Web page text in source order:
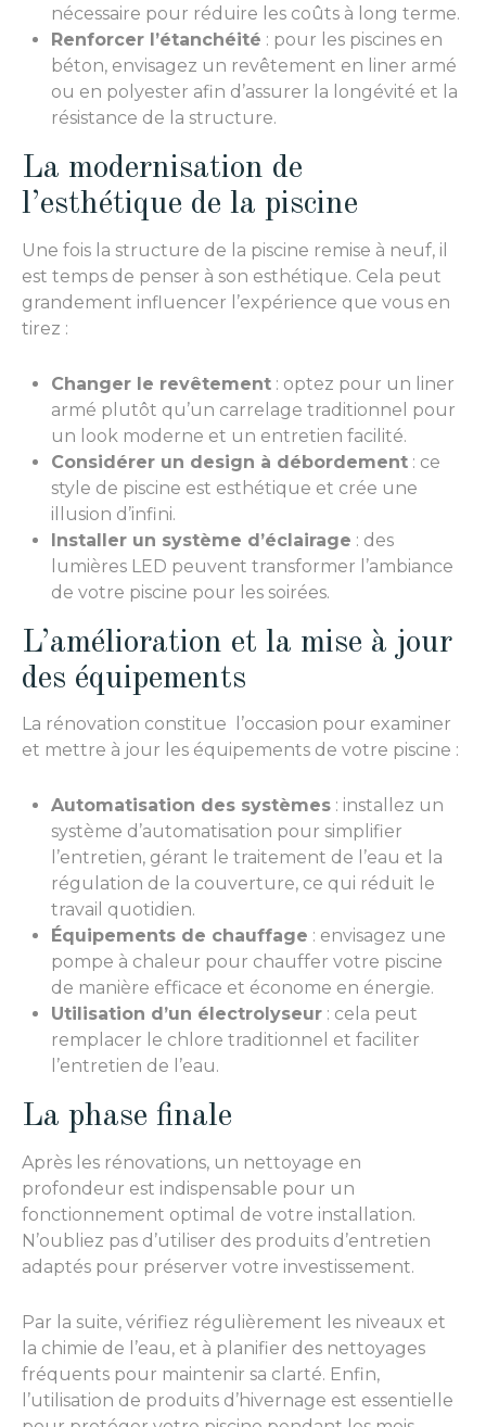
nécessaire pour réduire les coûts à long terme.
Renforcer l’étanchéité : pour les piscines en
béton, envisagez un revêtement en liner armé
ou en polyester afin d’assurer la longévité et la
résistance de la structure.
La modernisation de
l’esthétique de la piscine
Une fois la structure de la piscine remise à neuf, il
est temps de penser à son esthétique. Cela peut
grandement influencer l’expérience que vous en
tirez :
Changer le revêtement : optez pour un liner
armé plutôt qu’un carrelage traditionnel pour
un look moderne et un entretien facilité.
Considérer un design à débordement : ce
style de piscine est esthétique et crée une
illusion d’infini.
Installer un système d’éclairage : des
lumières LED peuvent transformer l’ambiance
de votre piscine pour les soirées.
L’amélioration et la mise à jour
des équipements
La rénovation constitue l’occasion pour examiner
et mettre à jour les équipements de votre piscine :
Automatisation des systèmes : installez un
système d’automatisation pour simplifier
l’entretien, gérant le traitement de l’eau et la
régulation de la couverture, ce qui réduit le
travail quotidien.
Équipements de chauffage : envisagez une
pompe à chaleur pour chauffer votre piscine
de manière efficace et économe en énergie.
Utilisation d’un électrolyseur : cela peut
remplacer le chlore traditionnel et faciliter
l’entretien de l’eau.
La phase finale
Après les rénovations, un nettoyage en
profondeur est indispensable pour un
fonctionnement optimal de votre installation.
N’oubliez pas d’utiliser des produits d’entretien
adaptés pour préserver votre investissement.
Par la suite, vérifiez régulièrement les niveaux et
la chimie de l’eau, et à planifier des nettoyages
fréquents pour maintenir sa clarté. Enfin,
l’utilisation de produits d’hivernage est essentielle